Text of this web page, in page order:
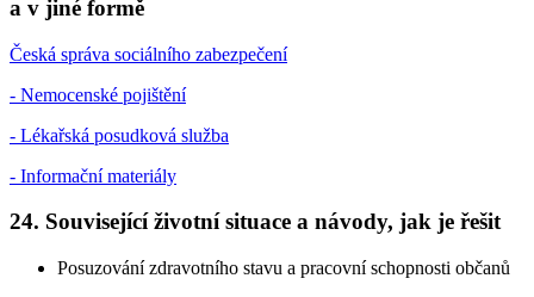
a v jiné formě
Česká správa sociálního zabezpečení
- Nemocenské pojištění
- Lékařská posudková služba
- Informační materiály
24. Související životní situace a návody, jak je řešit
Posuzování zdravotního stavu a pracovní schopnosti občanů